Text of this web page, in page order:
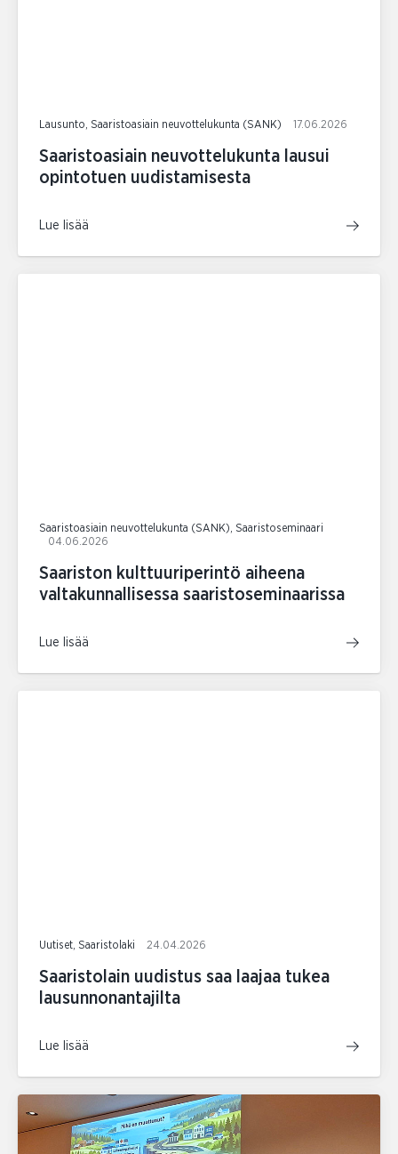
Lausunto, Saaristoasiain neuvottelukunta (SANK) 17.06.2026
Saaristoasiain neuvottelukunta lausui
opintotuen uudistamisesta
Lue lisää
Saaristoasiain neuvottelukunta (SANK), Saaristoseminaari
04.06.2026
Saariston kulttuuriperintö aiheena
valtakunnallisessa saaristoseminaarissa
Lue lisää
Uutiset, Saaristolaki 24.04.2026
Saaristolain uudistus saa laajaa tukea
lausunnonantajilta
Lue lisää